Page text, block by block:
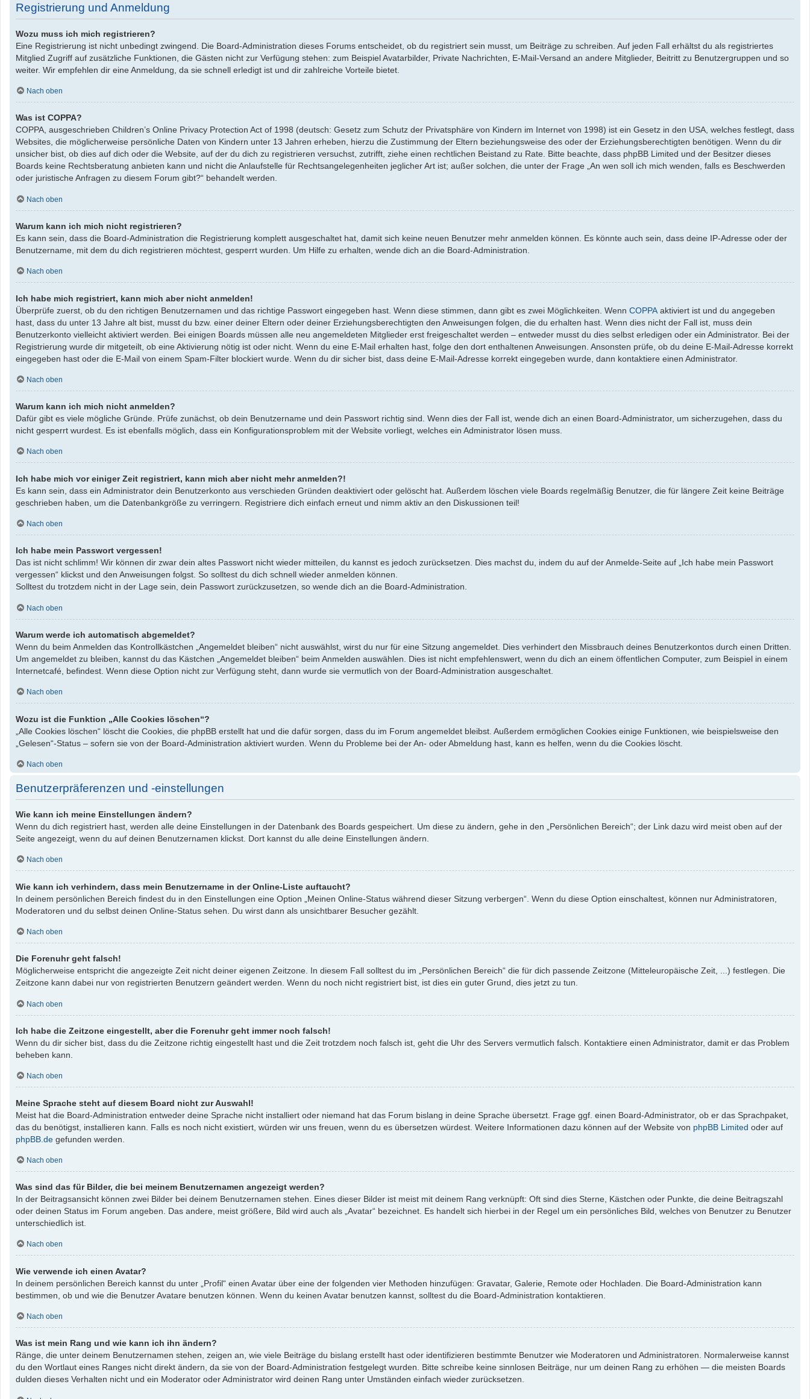
Registrierung und Anmeldung
Wozu muss ich mich registrieren?
Eine Registrierung ist nicht unbedingt zwingend. Die Board-Administration dieses Forums entscheidet, ob du registriert sein musst, um Beiträge zu schreiben. Auf jeden Fall erhältst du als registriertes
Mitglied Zugriff auf zusätzliche Funktionen, die Gästen nicht zur Verfügung stehen: zum Beispiel Avatarbilder, Private Nachrichten, E-Mail-Versand an andere Mitglieder, Beitritt zu Benutzergruppen und so
weiter. Wir empfehlen dir eine Anmeldung, da sie schnell erledigt ist und dir zahlreiche Vorteile bietet.
Nach oben
Was ist COPPA?
COPPA, ausgeschrieben Children’s Online Privacy Protection Act of 1998 (deutsch: Gesetz zum Schutz der Privatsphäre von Kindern im Internet von 1998) ist ein Gesetz in den USA, welches festlegt, dass
Websites, die möglicherweise persönliche Daten von Kindern unter 13 Jahren erheben, hierzu die Zustimmung der Eltern beziehungsweise des oder der Erziehungsberechtigten benötigen. Wenn du dir
unsicher bist, ob dies auf dich oder die Website, auf der du dich zu registrieren versuchst, zutrifft, ziehe einen rechtlichen Beistand zu Rate. Bitte beachte, dass phpBB Limited und der Besitzer dieses
Boards keine Rechtsberatung anbieten kann und nicht die Anlaufstelle für Rechtsangelegenheiten jeglicher Art ist; außer solchen, die unter der Frage „An wen soll ich mich wenden, falls es Beschwerden
oder juristische Anfragen zu diesem Forum gibt?“ behandelt werden.
Nach oben
Warum kann ich mich nicht registrieren?
Es kann sein, dass die Board-Administration die Registrierung komplett ausgeschaltet hat, damit sich keine neuen Benutzer mehr anmelden können. Es könnte auch sein, dass deine IP-Adresse oder der
Benutzername, mit dem du dich registrieren möchtest, gesperrt wurden. Um Hilfe zu erhalten, wende dich an die Board-Administration.
Nach oben
Ich habe mich registriert, kann mich aber nicht anmelden!
Überprüfe zuerst, ob du den richtigen Benutzernamen und das richtige Passwort eingegeben hast. Wenn diese stimmen, dann gibt es zwei Möglichkeiten. Wenn COPPA aktiviert ist und du angegeben
hast, dass du unter 13 Jahre alt bist, musst du bzw. einer deiner Eltern oder deiner Erziehungsberechtigten den Anweisungen folgen, die du erhalten hast. Wenn dies nicht der Fall ist, muss dein
Benutzerkonto vielleicht aktiviert werden. Bei einigen Boards müssen alle neu angemeldeten Mitglieder erst freigeschaltet werden – entweder musst du dies selbst erledigen oder ein Administrator. Bei der
Registrierung wurde dir mitgeteilt, ob eine Aktivierung nötig ist oder nicht. Wenn du eine E-Mail erhalten hast, folge den dort enthaltenen Anweisungen. Ansonsten prüfe, ob du deine E-Mail-Adresse korrekt
eingegeben hast oder die E-Mail von einem Spam-Filter blockiert wurde. Wenn du dir sicher bist, dass deine E-Mail-Adresse korrekt eingegeben wurde, dann kontaktiere einen Administrator.
Nach oben
Warum kann ich mich nicht anmelden?
Dafür gibt es viele mögliche Gründe. Prüfe zunächst, ob dein Benutzername und dein Passwort richtig sind. Wenn dies der Fall ist, wende dich an einen Board-Administrator, um sicherzugehen, dass du
nicht gesperrt wurdest. Es ist ebenfalls möglich, dass ein Konfigurationsproblem mit der Website vorliegt, welches ein Administrator lösen muss.
Nach oben
Ich habe mich vor einiger Zeit registriert, kann mich aber nicht mehr anmelden?!
Es kann sein, dass ein Administrator dein Benutzerkonto aus verschieden Gründen deaktiviert oder gelöscht hat. Außerdem löschen viele Boards regelmäßig Benutzer, die für längere Zeit keine Beiträge
geschrieben haben, um die Datenbankgröße zu verringern. Registriere dich einfach erneut und nimm aktiv an den Diskussionen teil!
Nach oben
Ich habe mein Passwort vergessen!
Das ist nicht schlimm! Wir können dir zwar dein altes Passwort nicht wieder mitteilen, du kannst es jedoch zurücksetzen. Dies machst du, indem du auf der Anmelde-Seite auf „Ich habe mein Passwort
vergessen“ klickst und den Anweisungen folgst. So solltest du dich schnell wieder anmelden können.
Solltest du trotzdem nicht in der Lage sein, dein Passwort zurückzusetzen, so wende dich an die Board-Administration.
Nach oben
Warum werde ich automatisch abgemeldet?
Wenn du beim Anmelden das Kontrollkästchen „Angemeldet bleiben“ nicht auswählst, wirst du nur für eine Sitzung angemeldet. Dies verhindert den Missbrauch deines Benutzerkontos durch einen Dritten.
Um angemeldet zu bleiben, kannst du das Kästchen „Angemeldet bleiben“ beim Anmelden auswählen. Dies ist nicht empfehlenswert, wenn du dich an einem öffentlichen Computer, zum Beispiel in einem
Internetcafé, befindest. Wenn diese Option nicht zur Verfügung steht, dann wurde sie vermutlich von der Board-Administration ausgeschaltet.
Nach oben
Wozu ist die Funktion „Alle Cookies löschen“?
„Alle Cookies löschen“ löscht die Cookies, die phpBB erstellt hat und die dafür sorgen, dass du im Forum angemeldet bleibst. Außerdem ermöglichen Cookies einige Funktionen, wie beispielsweise den
„Gelesen“-Status – sofern sie von der Board-Administration aktiviert wurden. Wenn du Probleme bei der An- oder Abmeldung hast, kann es helfen, wenn du die Cookies löscht.
Nach oben
Benutzerpräferenzen und -einstellungen
Wie kann ich meine Einstellungen ändern?
Wenn du dich registriert hast, werden alle deine Einstellungen in der Datenbank des Boards gespeichert. Um diese zu ändern, gehe in den „Persönlichen Bereich“; der Link dazu wird meist oben auf der
Seite angezeigt, wenn du auf deinen Benutzernamen klickst. Dort kannst du alle deine Einstellungen ändern.
Nach oben
Wie kann ich verhindern, dass mein Benutzername in der Online-Liste auftaucht?
In deinem persönlichen Bereich findest du in den Einstellungen eine Option „Meinen Online-Status während dieser Sitzung verbergen“. Wenn du diese Option einschaltest, können nur Administratoren,
Moderatoren und du selbst deinen Online-Status sehen. Du wirst dann als unsichtbarer Besucher gezählt.
Nach oben
Die Forenuhr geht falsch!
Möglicherweise entspricht die angezeigte Zeit nicht deiner eigenen Zeitzone. In diesem Fall solltest du im „Persönlichen Bereich“ die für dich passende Zeitzone (Mitteleuropäische Zeit, ...) festlegen. Die
Zeitzone kann dabei nur von registrierten Benutzern geändert werden. Wenn du noch nicht registriert bist, ist dies ein guter Grund, dies jetzt zu tun.
Nach oben
Ich habe die Zeitzone eingestellt, aber die Forenuhr geht immer noch falsch!
Wenn du dir sicher bist, dass du die Zeitzone richtig eingestellt hast und die Zeit trotzdem noch falsch ist, geht die Uhr des Servers vermutlich falsch. Kontaktiere einen Administrator, damit er das Problem
beheben kann.
Nach oben
Meine Sprache steht auf diesem Board nicht zur Auswahl!
Meist hat die Board-Administration entweder deine Sprache nicht installiert oder niemand hat das Forum bislang in deine Sprache übersetzt. Frage ggf. einen Board-Administrator, ob er das Sprachpaket,
das du benötigst, installieren kann. Falls es noch nicht existiert, würden wir uns freuen, wenn du es übersetzen würdest. Weitere Informationen dazu können auf der Website von phpBB Limited oder auf
phpBB.de gefunden werden.
Nach oben
Was sind das für Bilder, die bei meinem Benutzernamen angezeigt werden?
In der Beitragsansicht können zwei Bilder bei deinem Benutzernamen stehen. Eines dieser Bilder ist meist mit deinem Rang verknüpft: Oft sind dies Sterne, Kästchen oder Punkte, die deine Beitragszahl
oder deinen Status im Forum angeben. Das andere, meist größere, Bild wird auch als „Avatar“ bezeichnet. Es handelt sich hierbei in der Regel um ein persönliches Bild, welches von Benutzer zu Benutzer
unterschiedlich ist.
Nach oben
Wie verwende ich einen Avatar?
In deinem persönlichen Bereich kannst du unter „Profil“ einen Avatar über eine der folgenden vier Methoden hinzufügen: Gravatar, Galerie, Remote oder Hochladen. Die Board-Administration kann
bestimmen, ob und wie die Benutzer Avatare benutzen können. Wenn du keinen Avatar benutzen kannst, solltest du die Board-Administration kontaktieren.
Nach oben
Was ist mein Rang und wie kann ich ihn ändern?
Ränge, die unter deinem Benutzernamen stehen, zeigen an, wie viele Beiträge du bislang erstellt hast oder identifizieren bestimmte Benutzer wie Moderatoren und Administratoren. Normalerweise kannst
du den Wortlaut eines Ranges nicht direkt ändern, da sie von der Board-Administration festgelegt wurden. Bitte schreibe keine sinnlosen Beiträge, nur um deinen Rang zu erhöhen — die meisten Boards
dulden dieses Verhalten nicht und ein Moderator oder Administrator wird deinen Rang unter Umständen einfach wieder zurücksetzen.